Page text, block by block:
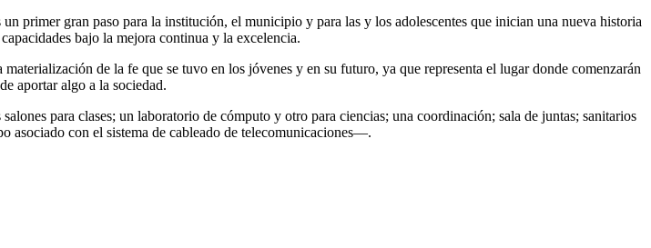
primer gran paso para la institución, el municipio y para las y los adolescentes que inician una nueva historia
bajo la mejora continua y la excelencia.
de la fe que se tuvo en los jóvenes y en su futuro, ya que representa el lugar donde comenzarán
aportar algo a la sociedad.
para clases; un laboratorio de cómputo y otro para ciencias; una coordinación; sala de juntas; sanitarios
asociado con el sistema de cableado de telecomunicaciones—.